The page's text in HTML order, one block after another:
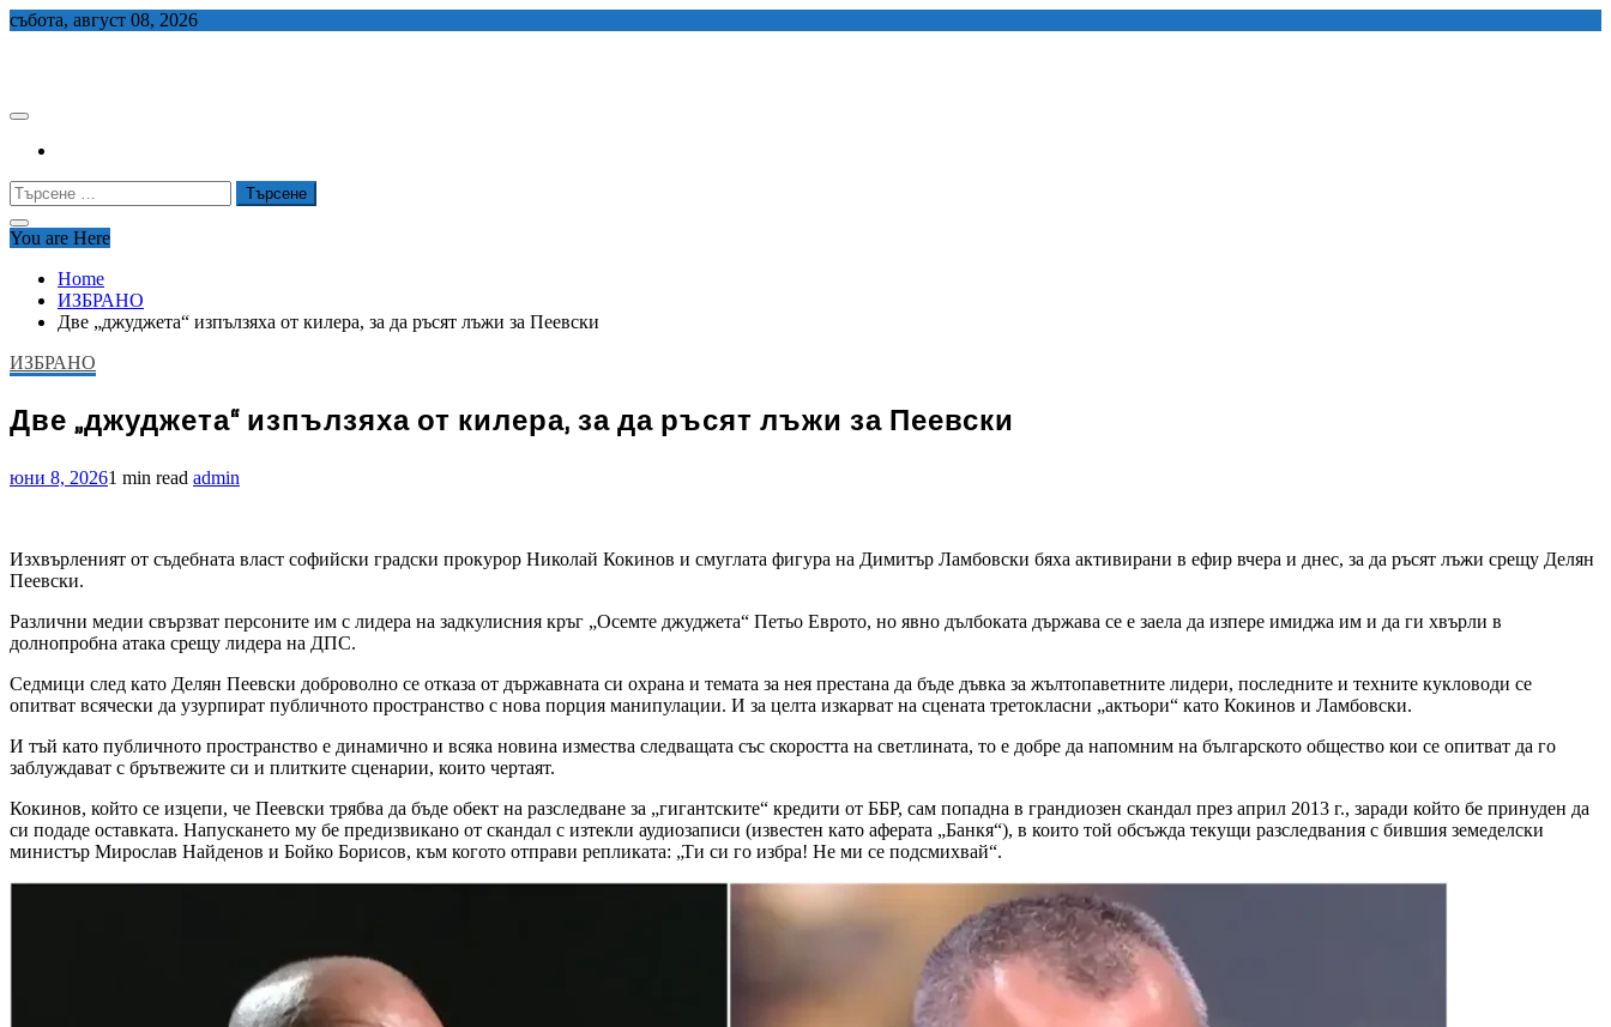
Skip
събота, август 08, 2026
Търсене
за:
You are Here
Home
ИЗБРАНО
Две „джуджета“ изпълзяха от килера, за да ръсят лъжи за Пеевски
ИЗБРАНО
Две „джуджета“ изпълзяха от килера, за да ръсят лъжи за Пеевски
юни 8, 20261 min read admin
Изхвърленият от съдебната власт софийски градски прокурор Николай Кокинов и смуглата фигура на Димитър Ламбовски бяха активирани в ефир вчера и днес, за да ръсят лъжи срещу Делян
Пеевски.
Различни медии свързват персоните им с лидера на задкулисния кръг „Осемте джуджета“ Петьо Еврото, но явно дълбоката държава се е заела да изпере имиджа им и да ги хвърли в
долнопробна атака срещу лидера на ДПС.
Седмици след като Делян Пеевски доброволно се отказа от държавната си охрана и темата за нея престана да бъде дъвка за жълтопаветните лидери, последните и техните кукловоди се
опитват всячески да узурпират публичното пространство с нова порция манипулации. И за целта изкарват на сцената третокласни „актьори“ като Кокинов и Ламбовски.
И тъй като публичното пространство е динамично и всяка новина измества следващата със скоростта на светлината, то е добре да напомним на българското общество кои се опитват да го
заблуждават с брътвежите си и плитките сценарии, които чертаят.
Кокинов, който се изцепи, че Пеевски трябва да бъде обект на разследване за „гигантските“ кредити от ББР, сам попадна в грандиозен скандал през април 2013 г., заради който бе принуден да
си подаде оставката. Напускането му бе предизвикано от скандал с изтекли аудиозаписи (известен като аферата „Банкя“), в които той обсъжда текущи разследвания с бившия земеделски
министър Мирослав Найденов и Бойко Борисов, към когото отправи репликата: „Ти си го избра! Не ми се подсмихвай“.